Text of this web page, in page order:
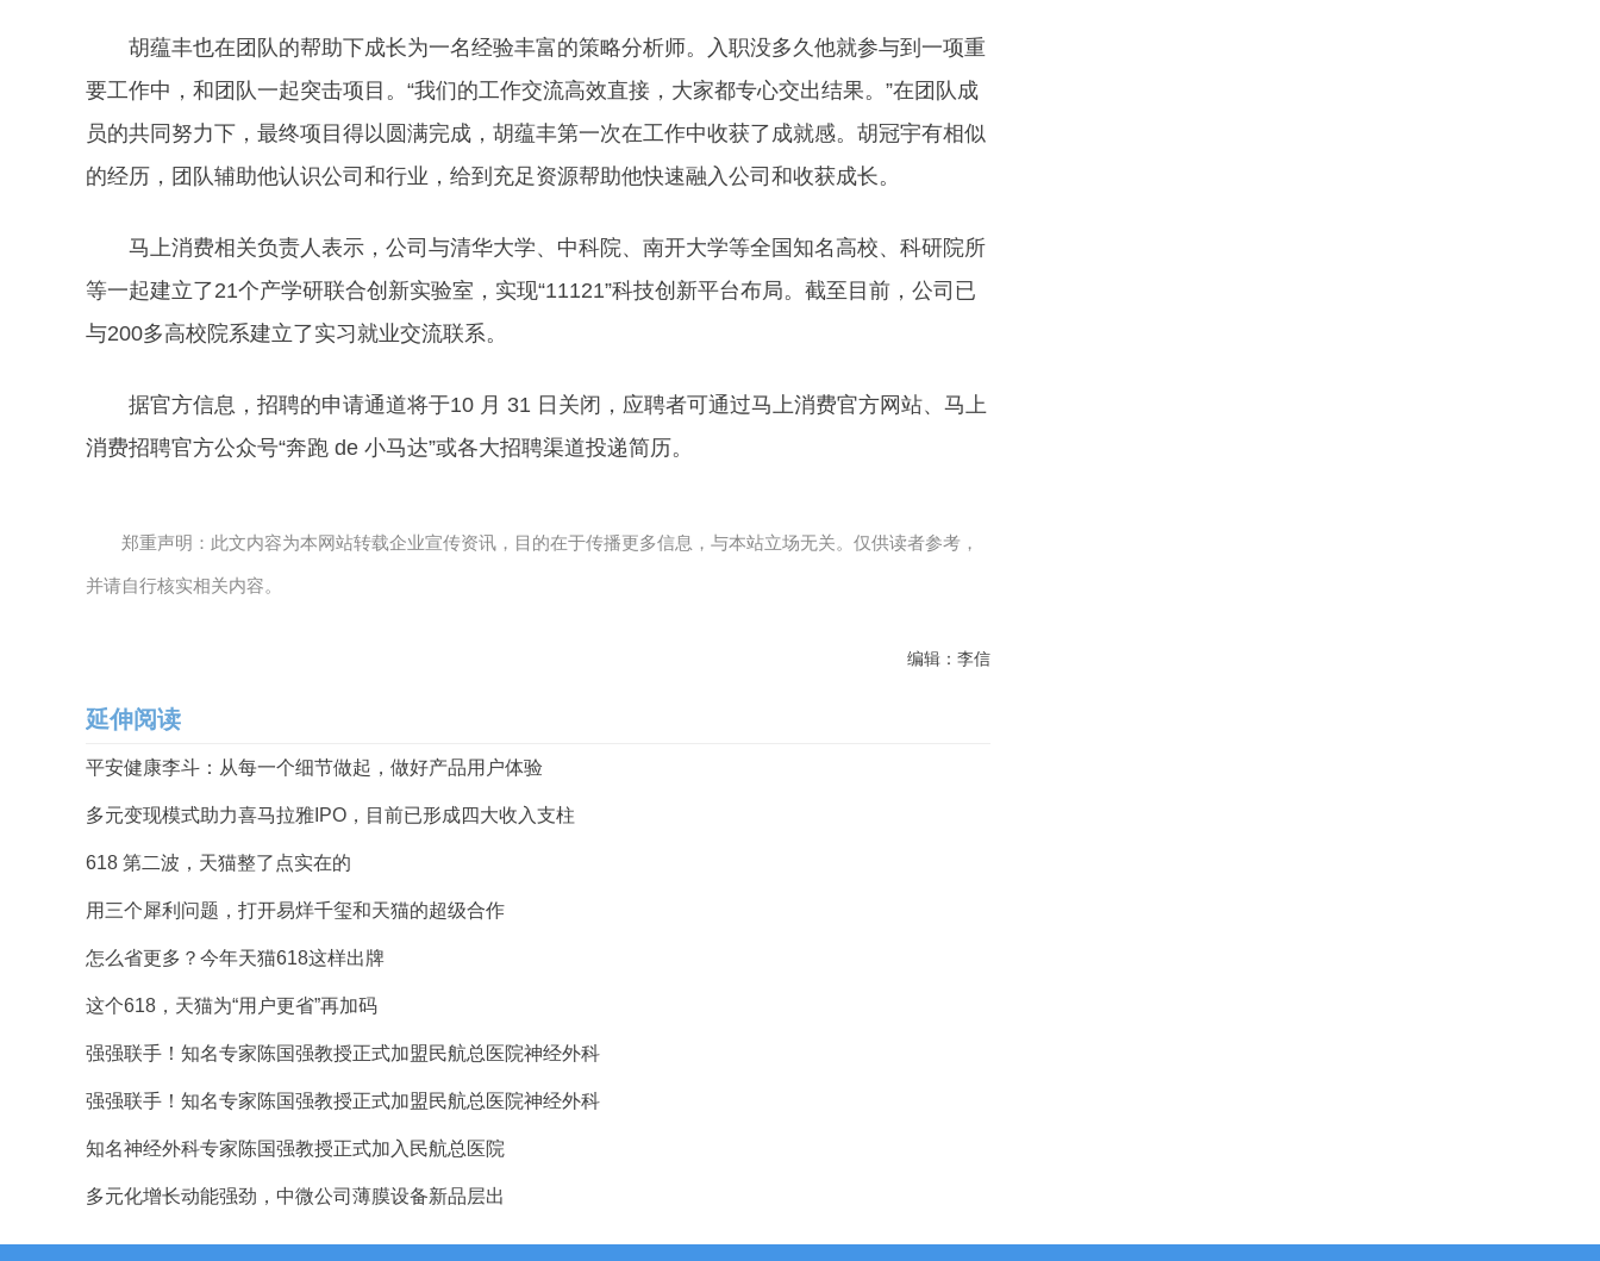
胡蕴丰也在团队的帮助下成长为一名经验丰富的策略分析师。入职没多久他就参与到一项重
要工作中，和团队一起突击项目。“我们的工作交流高效直接，大家都专心交出结果。”在团队成
员的共同努力下，最终项目得以圆满完成，胡蕴丰第一次在工作中收获了成就感。胡冠宇有相似
的经历，团队辅助他认识公司和行业，给到充足资源帮助他快速融入公司和收获成长。
马上消费相关负责人表示，公司与清华大学、中科院、南开大学等全国知名高校、科研院所
等一起建立了21个产学研联合创新实验室，实现“11121”科技创新平台布局。截至目前，公司已
与200多高校院系建立了实习就业交流联系。
据官方信息，招聘的申请通道将于10 月 31 日关闭，应聘者可通过马上消费官方网站、马上
消费招聘官方公众号“奔跑 de 小马达”或各大招聘渠道投递简历。
郑重声明：此文内容为本网站转载企业宣传资讯，目的在于传播更多信息，与本站立场无关。仅供读者参考，
并请自行核实相关内容。
编辑：李信
延伸阅读
平安健康李斗：从每一个细节做起，做好产品用户体验
多元变现模式助力喜马拉雅IPO，目前已形成四大收入支柱
618 第二波，天猫整了点实在的
用三个犀利问题，打开易烊千玺和天猫的超级合作
怎么省更多？今年天猫618这样出牌
这个618，天猫为“用户更省”再加码
强强联手！知名专家陈国强教授正式加盟民航总医院神经外科
强强联手！知名专家陈国强教授正式加盟民航总医院神经外科
知名神经外科专家陈国强教授正式加入民航总医院
多元化增长动能强劲，中微公司薄膜设备新品层出